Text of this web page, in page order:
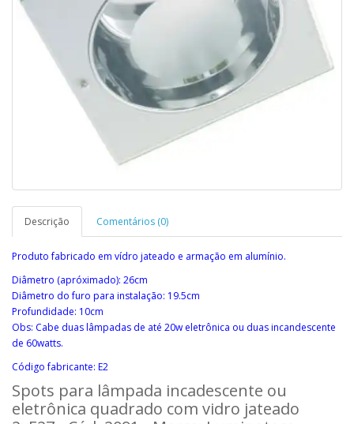
Descrição Comentários (0)
Produto fabricado em vídro jateado e armação em alumínio.
Diâmetro (apróximado): 26cm
Diâmetro do furo para instalação: 19.5cm
Profundidade: 10cm
Obs: Cabe duas lâmpadas de até 20w eletrônica ou duas incandescente
de 60watts.
Código fabricante: E2
Spots para lâmpada incadescente ou
eletrônica quadrado com vidro jateado